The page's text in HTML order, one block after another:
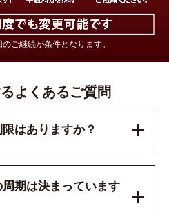
ご継続が条件となります。
よくあるご質問
はありますか？
期は決まっています